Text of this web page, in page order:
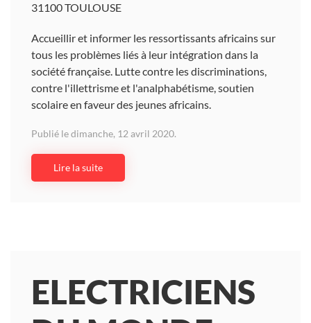
31100 TOULOUSE
Accueillir et informer les ressortissants africains sur
tous les problèmes liés à leur intégration dans la
société française. Lutte contre les discriminations,
contre l'illettrisme et l'analphabétisme, soutien
scolaire en faveur des jeunes africains.
Publié le dimanche, 12 avril 2020.
Lire la suite
ELECTRICIENS